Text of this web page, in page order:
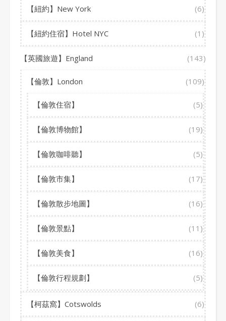
【紐約】New York (6)
【紐約住宿】Hotel NYC (1)
【英國旅遊】England (143)
【倫敦】London (109)
【倫敦住宿】 (5)
【倫敦博物館】 (19)
【倫敦咖啡聽】 (5)
【倫敦市集】 (17)
【倫敦散步地圖】 (16)
【倫敦景點】 (11)
【倫敦美食】 (16)
【倫敦行程規劃】 (5)
【柯茲窩】Cotswolds (6)